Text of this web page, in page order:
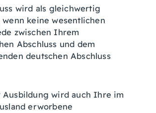
wird als gleichwertig
wenn keine wesentlichen
zwischen Ihrem
Abschluss und dem
deutschen Abschluss
Ausbildung wird auch Ihre im
erworbene